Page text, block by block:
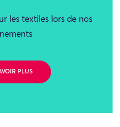
les textiles lors de nos
PLUS